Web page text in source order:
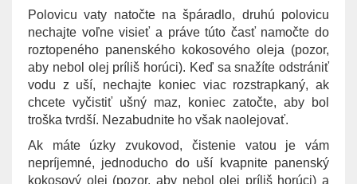
Polovicu vaty natočte na špáradlo, druhú polovicu
nechajte voľne visieť a práve túto časť namočte do
roztopeného panenského kokosového oleja (pozor,
aby nebol olej príliš horúci). Keď sa snažíte odstrániť
vodu z uší, nechajte koniec viac rozstrapkaný, ak
chcete vyčistiť ušný maz, koniec zatočte, aby bol
troška tvrdší. Nezabudnite ho však naolejovať.
Ak máte úzky zvukovod, čistenie vatou je vám
nepríjemné, jednoducho do uší kvapnite panenský
kokosový olej (pozor, aby nebol olej príliš horúci) a